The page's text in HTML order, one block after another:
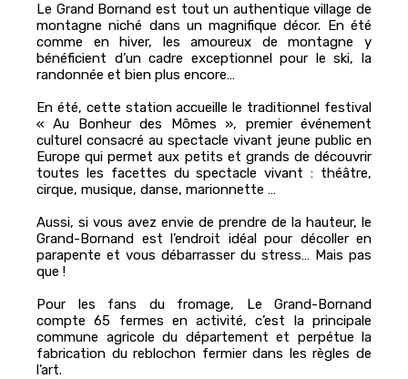
Le Grand Bornand est tout un authentique village de
montagne niché dans un magnifique décor. En été
comme en hiver, les amoureux de montagne y
bénéficient d’un cadre exceptionnel pour le ski, la
randonnée et bien plus encore…
En été, cette station accueille le traditionnel festival
« Au Bonheur des Mômes », premier événement
culturel consacré au spectacle vivant jeune public en
Europe qui permet aux petits et grands de découvrir
toutes les facettes du spectacle vivant : théâtre,
cirque, musique, danse, marionnette …
Aussi, si vous avez envie de prendre de la hauteur, le
Grand-Bornand est l’endroit idéal pour décoller en
parapente et vous débarrasser du stress… Mais pas
que !
Pour les fans du fromage, Le Grand-Bornand
compte 65 fermes en activité, c’est la principale
commune agricole du département et perpétue la
fabrication du reblochon fermier dans les règles de
l’art.